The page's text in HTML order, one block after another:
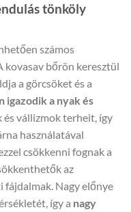
tönköly
számos
kovasav bőrön keresztül
a görcsöket és a
igazodik a nyak és
és vállizmok terheit, így
használatával
ezzel csökkenni fognak a
az
fájdalmak. Nagy előnye
így a nagy